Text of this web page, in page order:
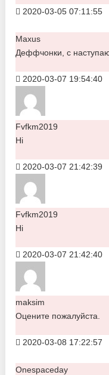
2020-03-05 07:11:55
Maxus
Деффчонки, с
2020-03-07 19:54:40
Fvfkm2019
Hi
2020-03-07 21:42:39
Fvfkm2019
Hi
2020-03-07 21:42:40
maksim
Оцените пожалуйста.
2020-03-08 17:22:57
Onespaceday